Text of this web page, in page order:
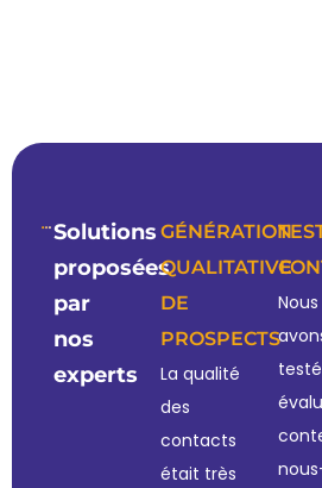
Solutions
proposées
par
nos
experts
GÉNÉRATION
QUALITATIVE
DE
PROSPECTS
La qualité
des
contacts
était très
Nous